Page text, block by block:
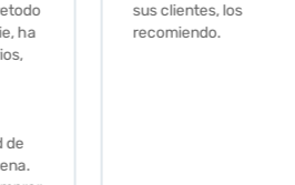
sus clientes, los
recomiendo.